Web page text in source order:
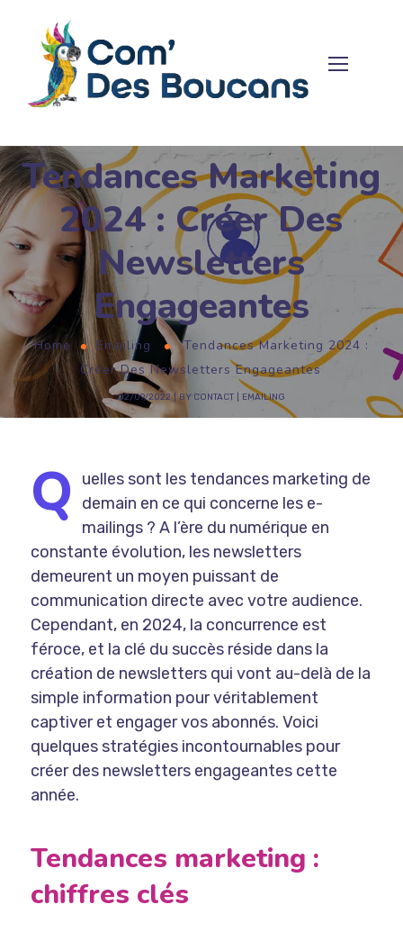
Tendances Marketing
2024 : Créer Des
Newsletters
Engageantes
Home Emailing
Tendances Marketing 2024 :
Créer Des Newsletters Engageantes
02/09/2022 BY CONTACT EMAILING
Q
uelles sont les tendances marketing de
demain en ce qui concerne les e-
mailings ? A l’ère du numérique en
constante évolution, les newsletters
demeurent un moyen puissant de
communication directe avec votre audience.
Cependant, en 2024, la concurrence est
féroce, et la clé du succès réside dans la
création de newsletters qui vont au-delà de la
simple information pour véritablement
captiver et engager vos abonnés. Voici
quelques stratégies incontournables pour
créer des newsletters engageantes cette
année.
Tendances marketing :
chiffres clés